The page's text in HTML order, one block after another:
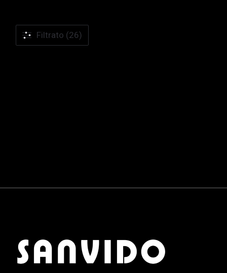
Filtrato (26)